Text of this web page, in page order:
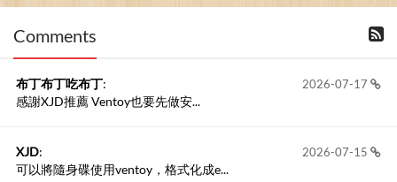
Comments
2026-07-17
布丁布丁吃布丁:
感謝XJD推薦 Ventoy也要先做安...
2026-07-15
XJD:
可以將隨身碟使用ventoy，格式化成e...